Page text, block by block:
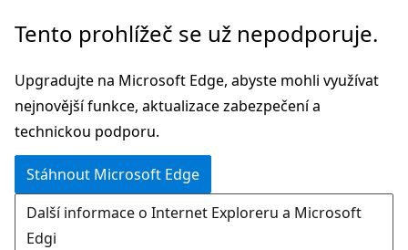
Přeskočit
hlavní
obsah
Tento prohlížeč se už nepodporuje.
Upgradujte na Microsoft Edge, abyste mohli využívat
nejnovější funkce, aktualizace zabezpečení a
technickou podporu.
Stáhnout Microsoft Edge
Další informace o Internet Exploreru a Microsoft
Edgi